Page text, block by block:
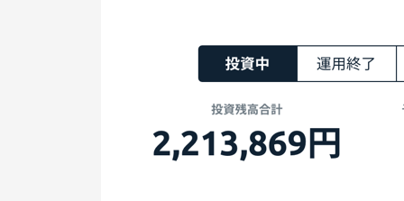
Fundsの詳しい仕組み
ファンド組成を外部に任せること
で、数を充実させられる
Funds運営メンバーの実績がすご